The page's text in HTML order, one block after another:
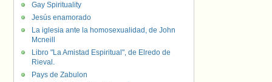
Gay Spirituality
Jesús enamorado
La iglesia ante la homosexualidad, de John
Mcneill
Libro "La Amistad Espiritual", de Elredo de
Rieval.
Pays de Zabulon